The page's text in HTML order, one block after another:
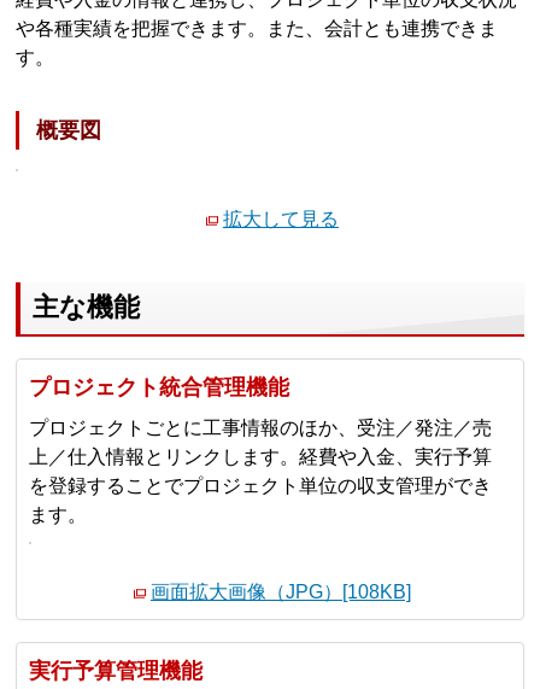
や各種実績を把握できます。また、会計とも連携できま
す。
概要図
拡大して見る
主な機能
プロジェクト統合管理機能
プロジェクトごとに工事情報のほか、受注／発注／売
上／仕入情報とリンクします。経費や入金、実行予算
を登録することでプロジェクト単位の収支管理ができ
ます。
画面拡大画像（JPG）[108KB]
実行予算管理機能